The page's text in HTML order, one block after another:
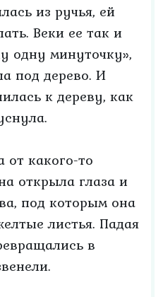
из ручья, ей
Веки ее так и
одну минуточку»,
под дерево. И
к дереву, как
от какого-то
открыла глаза и
под которым она
листья. Падая
в